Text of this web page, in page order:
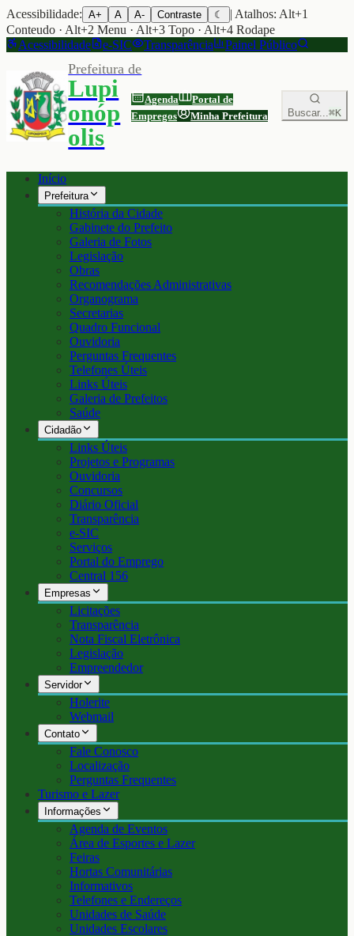
Acessibilidade: A+ A A- Contraste ☾
| Atalhos: Alt+1
Conteudo · Alt+2 Menu · Alt+3 Topo · Alt+4 Rodape
Acessibilidade
e-SIC Transparência Painel Público
Prefeitura de
Lupi
onóp
olis
Agenda
Portal de
Empregos
Minha Prefeitura Buscar...⌘K
Início
Prefeitura
História da Cidade
Gabinete do Prefeito
Galeria de Fotos
Legislação
Obras
Recomendações Administrativas
Organograma
Secretarias
Quadro Funcional
Ouvidoria
Perguntas Frequentes
Telefones Úteis
Links Úteis
Galeria de Prefeitos
Saúde
Cidadão
Links Úteis
Projetos e Programas
Ouvidoria
Concursos
Diário Oficial
Transparência
e-SIC
Serviços
Portal do Emprego
Central 156
Empresas
Licitações
Transparência
Nota Fiscal Eletrônica
Legislação
Empreendedor
Servidor
Holerite
Webmail
Contato
Fale Conosco
Localização
Perguntas Frequentes
Turismo e Lazer
Informações
Agenda de Eventos
Área de Esportes e Lazer
Feiras
Hortas Comunitárias
Informativos
Telefones e Endereços
Unidades de Saúde
Unidades Escolares